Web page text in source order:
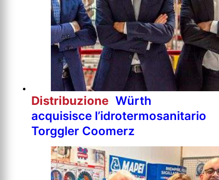
Distribuzione Würth
acquisisce l’idrotermosanitario
Torggler Coomerz